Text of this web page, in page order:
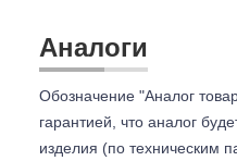
Аналоги
Обозначение "Аналог
гарантией, что аналог
изделия (по техническим